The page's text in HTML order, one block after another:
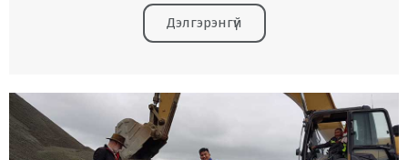
Дэлгэрэнгүй